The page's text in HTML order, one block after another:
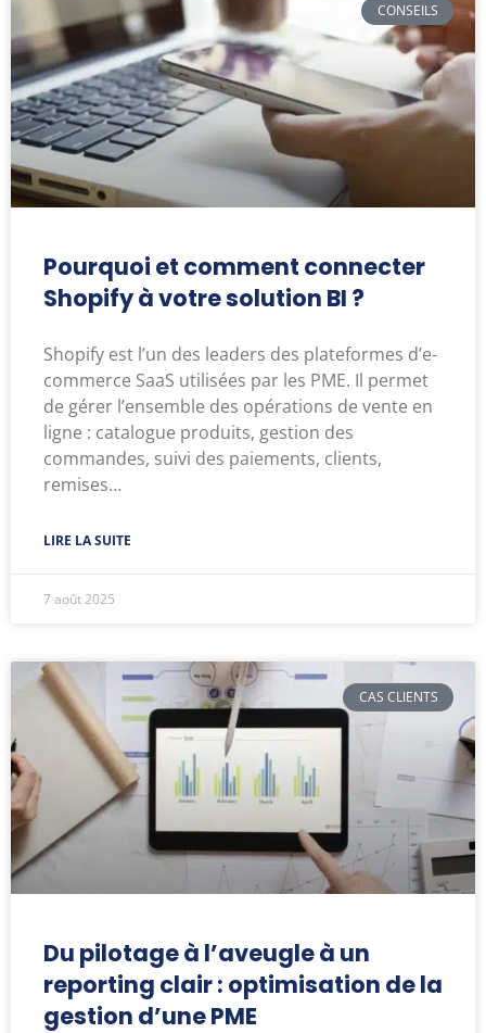
CONSEILS
Pourquoi et comment connecter
Shopify à votre solution BI ?
Shopify est l’un des leaders des plateformes d’e-
commerce SaaS utilisées par les PME. Il permet
de gérer l’ensemble des opérations de vente en
ligne : catalogue produits, gestion des
commandes, suivi des paiements, clients,
remises…
LIRE LA SUITE
7 août 2025
CAS CLIENTS
Du pilotage à l’aveugle à un
reporting clair : optimisation de la
gestion d’une PME